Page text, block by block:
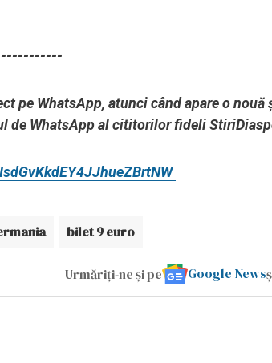
pe WhatsApp, atunci când apare o nouă
de WhatsApp al cititorilor fideli
bilet 9 euro
Urmăriți-ne și pe Google News